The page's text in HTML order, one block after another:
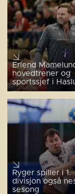
Erlend
hovedtrener og
sportssjef i
Ryger spiller i 1.
divisjon også
sesong